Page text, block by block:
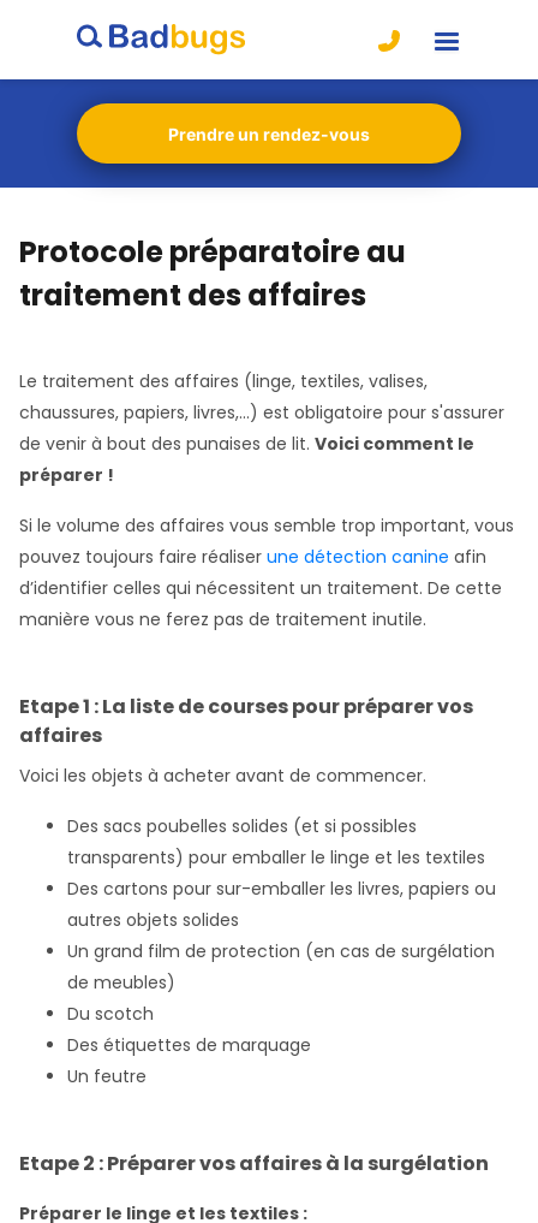
Prendre un rendez-vous
Protocole préparatoire au
traitement des affaires
Le traitement des affaires (linge, textiles, valises,
chaussures, papiers, livres,...) est obligatoire pour s'assurer
de venir à bout des punaises de lit. Voici comment le
préparer !
Si le volume des affaires vous semble trop important, vous
pouvez toujours faire réaliser une détection canine afin
d’identifier celles qui nécessitent un traitement. De cette
manière vous ne ferez pas de traitement inutile.
Etape 1 : La liste de courses pour préparer vos
affaires
Voici les objets à acheter avant de commencer.
Des sacs poubelles solides (et si possibles
transparents) pour emballer le linge et les textiles
Des cartons pour sur-emballer les livres, papiers ou
autres objets solides
Un grand film de protection (en cas de surgélation
de meubles)
Du scotch
Des étiquettes de marquage
Un feutre
Etape 2 : Préparer vos affaires à la surgélation
Préparer le linge et les textiles :